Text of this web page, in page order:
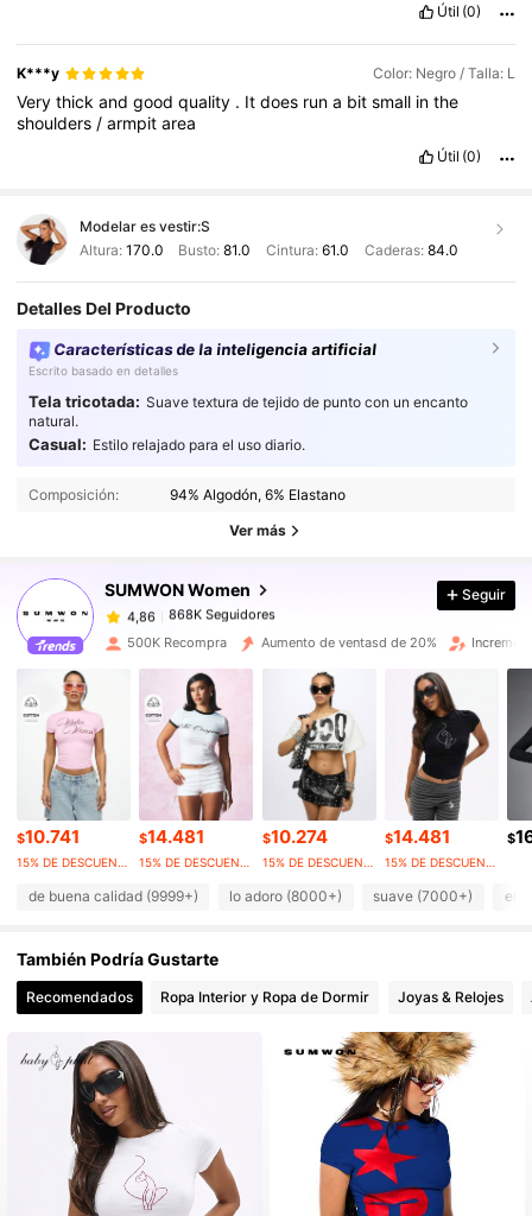
Útil (0)
K***y Color: Negro / Talla: L
Verythickandgoodquality . Itdoes runa bitsmall inthe
shoulders /armpitarea
Útil (0)
Modelar es vestir:S
Altura: 170.0 Busto:81.0 Cintura: 61.0 Caderas: 84.0
Detalles Del Producto
Características de la inteligencia artificial
Escrito basado en detalles
Tela tricotada: Suave textura de tejido de punto con un encanto
natural.
Casual: Estilo relajado para el uso diario.
Composición: 94% Algodón, 6% Elastano
Ver más
SUMWON Women
868K Seguidores
4,86 868K Seguidores
868K Seguidores
868K Seguidores
4,86 868K Seguidores
4,86
4,86
4,86 868K Seguidores
4,86 868K Seguidores
Seguir
500K Recompra Aumento de ventasd de 20%
$10.741
15% DE DESCUENTO
$14.481
15% DE DESCUENTO
$10.274
15% DE DESCUENTO
$14.481
15% DE DESCUENTO
$
de buena calidad (9999+) lo adoro (8000+) suave (7000+)
También Podría Gustarte
Recomendados Ropa Interior y Ropa de Dormir Joyas & Relojes